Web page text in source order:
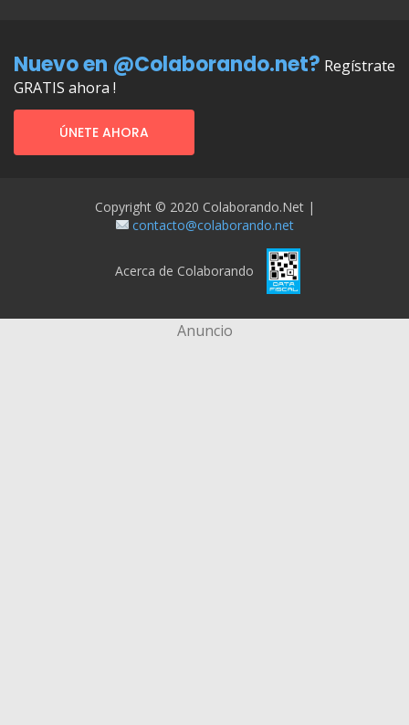
Nuevo en @Colaborando.net? Regístrate
GRATIS ahora !
ÚNETE AHORA
Copyright © 2020 Colaborando.net |
contacto@colaborando.net
Acerca de Colaborando
Anuncio